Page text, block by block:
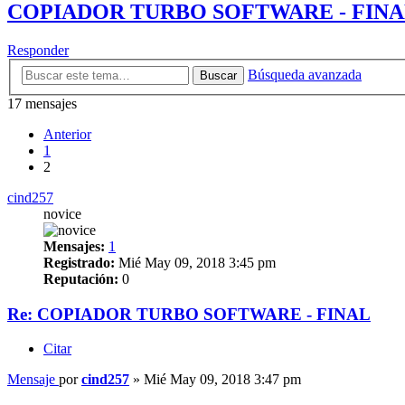
COPIADOR TURBO SOFTWARE -
Responder
Buscar
Búsqueda avanzada
17 mensajes
Anterior
1
2
cind257
novice
Mensajes: 1
Registrado: Mié May 09, 2018 3:45 pm
Reputación: 0
Re: COPIADOR TURBO SOFTWARE - FINAL
Citar
Mensaje porcind257 » Mié May 09, 2018 3:47 pm